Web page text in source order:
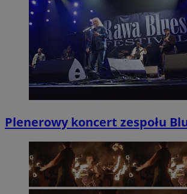
Plenerowy koncert zespołu